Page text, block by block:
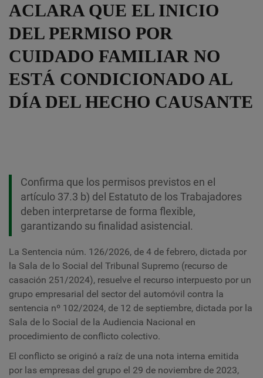
ACLARA QUE EL INICIO
DEL PERMISO POR
CUIDADO FAMILIAR NO
ESTÁ CONDICIONADO AL
DÍA DEL HECHO CAUSANTE
Confirma que los permisos previstos en el
artículo 37.3 b) del Estatuto de los Trabajadores
deben interpretarse de forma flexible,
garantizando su finalidad asistencial.
La Sentencia núm. 126/2026, de 4 de febrero, dictada por
la Sala de lo Social del Tribunal Supremo (recurso de
casación 251/2024), resuelve el recurso interpuesto por un
grupo empresarial del sector del automóvil contra la
sentencia nº 102/2024, de 12 de septiembre, dictada por la
Sala de lo Social de la Audiencia Nacional en
procedimiento de conflicto colectivo.
El conflicto se originó a raíz de una nota interna emitida
por las empresas del grupo el 29 de noviembre de 2023,